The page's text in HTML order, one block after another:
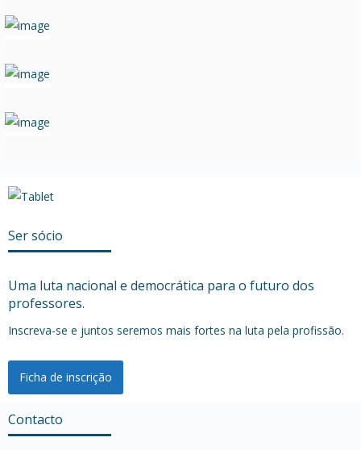
Ser sócio
Uma luta nacional e democrática para o futuro dos
professores.
Inscreva-se e juntos seremos mais fortes na luta pela profissão.
Ficha de inscrição
Contacto